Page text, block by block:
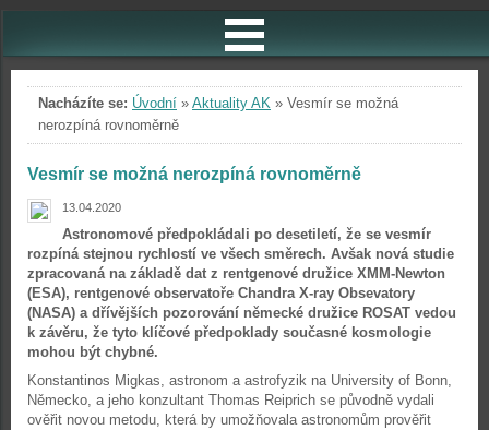
Nacházíte se: Úvodní » Aktuality AK » Vesmír se možná
nerozpíná rovnoměrně
Vesmír se možná nerozpíná rovnoměrně
13.04.2020
Astronomové předpokládali po desetiletí, že se vesmír
rozpíná stejnou rychlostí ve všech směrech. Avšak nová studie
zpracovaná na základě dat z rentgenové družice XMM-Newton
(ESA), rentgenové observatoře Chandra X-ray Obsevatory
(NASA) a dřívějších pozorování německé družice ROSAT vedou
k závěru, že tyto klíčové předpoklady současné kosmologie
mohou být chybné.
Konstantinos Migkas, astronom a astrofyzik na University of Bonn,
Německo, a jeho konzultant Thomas Reiprich se původně vydali
ověřit novou metodu, která by umožňovala astronomům prověřit